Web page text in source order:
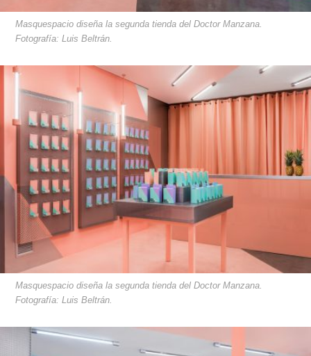
Masquespacio diseña la segunda tienda del Doctor Manzana.
Fotografía: Luis Beltrán.
Masquespacio diseña la segunda tienda del Doctor Manzana.
Fotografía: Luis Beltrán.